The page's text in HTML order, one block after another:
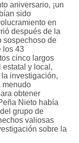
aniversario, ¡un
sido
en
después de la
sospechoso de
los 43
cinco largos
estatal y local,
investigación,
menudo
obtener
Nieto había
grupo de
valiosas
sobre la